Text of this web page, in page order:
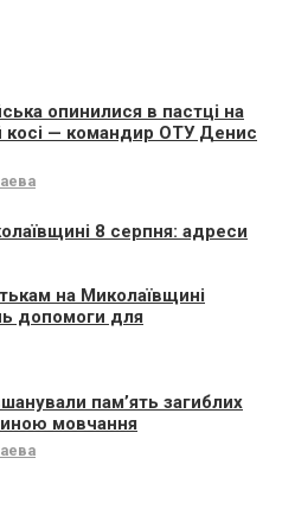
опинилися в пастці на
косі — командир ОТУ Денис
8 серпня: адреси
на Миколаївщині
допомоги для
памʼять загиблих
мовчання